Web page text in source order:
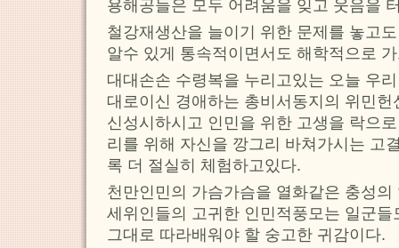
용해공들은 모두 어려움을 잊고 웃음을
철강재생산을 늘이기 위한 문제를 놓고
알수 있게 통속적이면서도 해학적으로
대대손손 수령복을 누리고있는 오늘 우
대로이신 경애하는 총비서동지의 위민
신성시하시고 인민을 위한 고생을 락으
리를 위해 자신을 깡그리 바쳐가시는 고
록 더 절실히 체험하고있다.
천만인민의 가슴가슴을 열화같은 충성
세위인들의 고귀한 인민적풍모는 일군
그대로 따라배워야 할 숭고한 귀감이다.